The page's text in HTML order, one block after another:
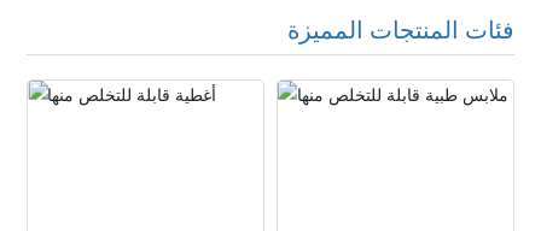
فئات المنتجات المميزة